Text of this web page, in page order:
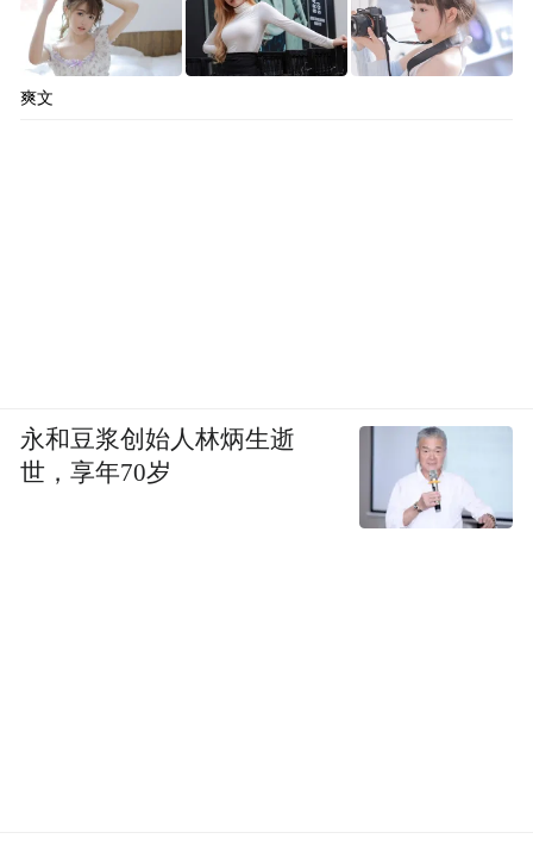
爽文
永和豆浆创始人林炳生逝
世，享年70岁